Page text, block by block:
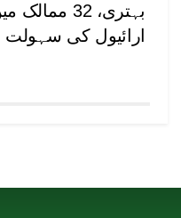
بہتری، 32
ارائیول کی سہولت